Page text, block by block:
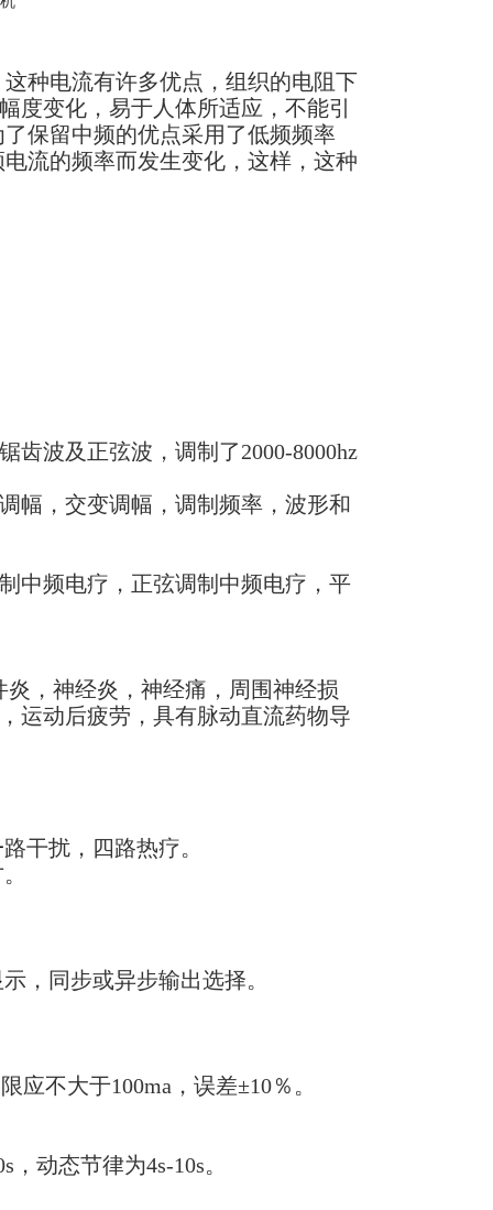
这种电流有许多优点，组织的电阻下
度变化，易于人体所适应，不能引
保留中频的优点采用了低频频率
流的频率而发生变化，这样，这种
锯齿波及正弦波，调制了2000-8000hz
调幅，交变调幅，调制频率，波形和
制中频电疗，正弦调制中频电疗，平
炎，神经炎，神经痛，周围神经损
运动后疲劳，具有脉动直流药物导
路干扰，四路热疗。
示，同步或异步输出选择。
应不大于100ma，误差±10％。
，动态节律为4s-10s。